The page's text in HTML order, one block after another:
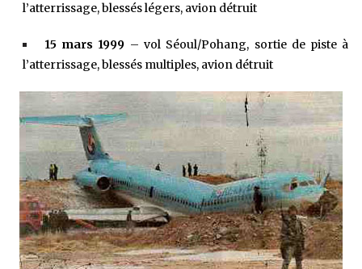
l’atterrissage, blessés légers, avion détruit
15 mars 1999 – vol Séoul/Pohang, sortie de piste à
l’atterrissage, blessés multiples, avion détruit